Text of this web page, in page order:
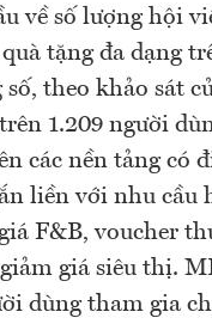
về số lượng hội
tặng đa dạng
số, theo khảo sát
1.209 người
các nền tảng có
liền với nhu cầu
F&B, voucher
giá siêu thị.
dùng tham gia